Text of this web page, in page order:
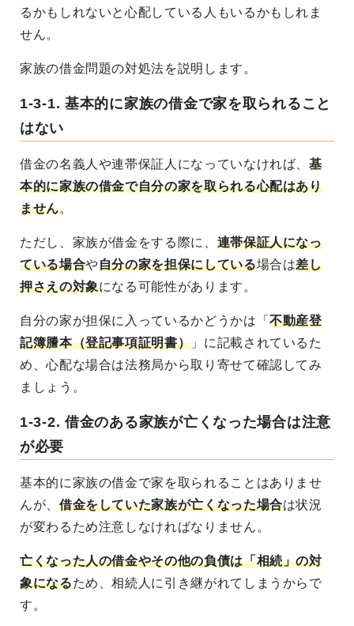
るかもしれないと心配している人もいるかもしれま
せん。
家族の借金問題の対処法を説明します。
1-3-1. 基本的に家族の借金で家を取られること
はない
借金の名義人や連帯保証人になっていなければ、基
本的に家族の借金で自分の家を取られる心配はあり
ません。
ただし、家族が借金をする際に、 連帯保証人になっ
ている場合や自分の家を担保にしている場合は差し
押さえの対象になる可能性があります。
自分の家が担保に入っているかどうかは「不動産登
記簿謄本（登記事項証明書） 」に記載されているた
め、心配な場合は法務局から取り寄せて確認してみ
ましょう。
1-3-2. 借金のある家族が亡くなった場合は注意
が必要
基本的に家族の借金で家を取られることはありませ
んが、 借金をしていた家族が亡くなった場合は状況
が変わるため注意しなければなりません。
亡くなった人の借金やその他の負債は「相続」の対
象になるため、相続人に引き継がれてしまうからで
す。